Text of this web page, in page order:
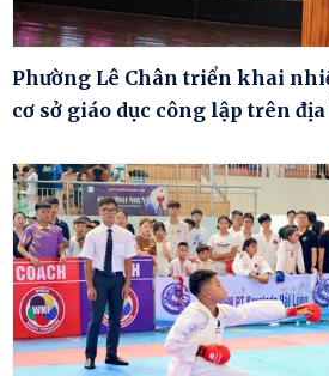
Phường Lê Chân triển khai
cơ sở giáo dục công lập trên địa